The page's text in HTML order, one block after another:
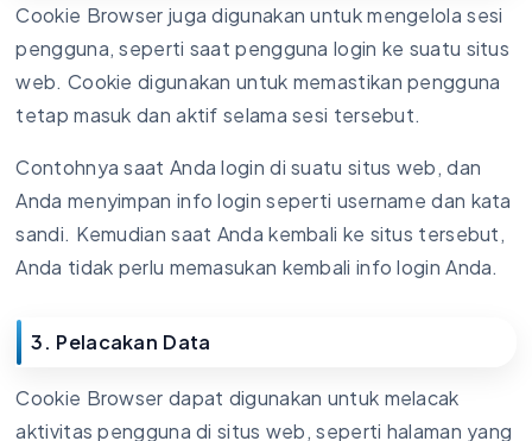
Cookie Browser juga digunakan untuk mengelola sesi
pengguna, seperti saat pengguna login ke suatu situs
web. Cookie digunakan untuk memastikan pengguna
tetap masuk dan aktif selama sesi tersebut.
Contohnya saat Anda login di suatu situs web, dan
Anda menyimpan info login seperti username dan kata
sandi. Kemudian saat Anda kembali ke situs tersebut,
Anda tidak perlu memasukan kembali info login Anda.
3. Pelacakan Data
Cookie Browser dapat digunakan untuk melacak
aktivitas pengguna di situs web, seperti halaman yang